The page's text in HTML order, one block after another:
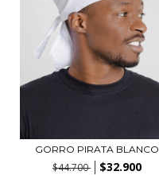
GORRO PIRATA BLANCO
$44.700 $32.900